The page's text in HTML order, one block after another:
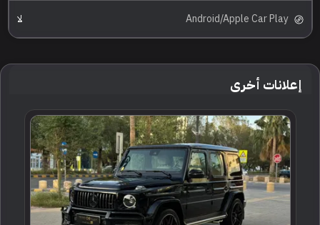
Android/Apple Car Play لا
إعلانات أخرى